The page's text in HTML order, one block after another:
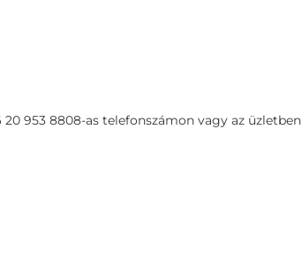
20 953 8808-as telefonszámon vagy az üzletben